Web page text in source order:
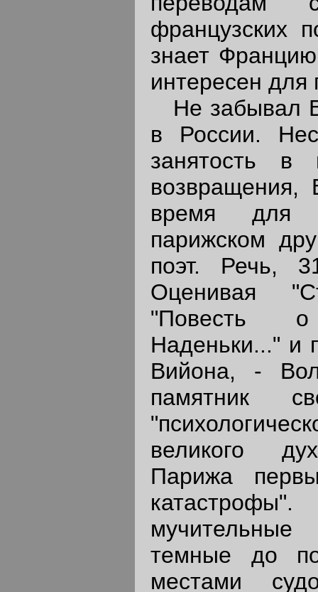
французских
знает
интересен для
Не забывал
в России.
занятость в
возвращения,
время для
парижском
поэт. Речь,
Оценивая
"Повесть
Наденьки..." и
Вийона, -
памятник
великого
Парижа
темные до
местами